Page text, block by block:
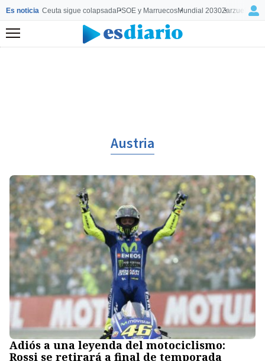
Es noticia Ceuta sigue colapsadaPSOE y MarruecosMundial 2030Zarzuela y
Menú
Austria
Adiós a una leyenda del motociclismo:
Rossi se retirará a final de temporada